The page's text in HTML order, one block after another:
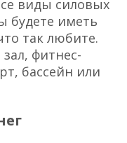
виды силовых
будете иметь
так любите.
фитнес-
бассейн или